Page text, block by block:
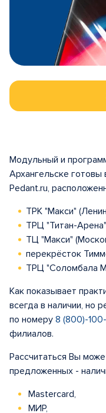
Модульный и
Архангельске
Pedant.ru,
ТРК "Макси"
ТРЦ "Титан-Арена"
ТЦ "Макси"
перекрёсток
ТРЦ "Соломбала
Как показывает
всегда в наличии, но
по номеру 8 (800)-
филиалов.
Рассчитаться Вы
предложенных -
Mastercard,
МИР,